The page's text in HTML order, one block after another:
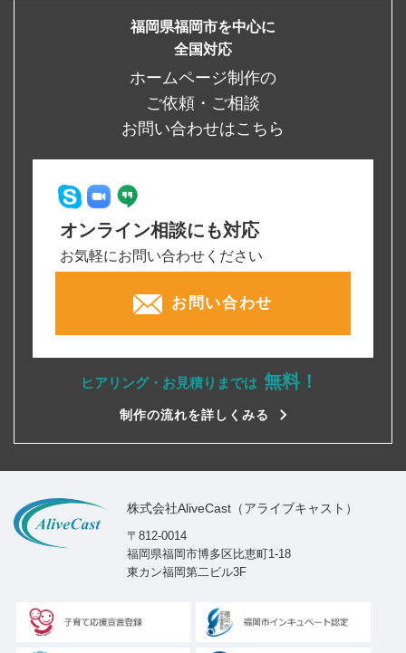
福岡県福岡市を中心に
全国対応
ホームページ制作の
ご依頼・ご相談
お問い合わせはこちら
オンライン相談にも対応
お気軽にお問い合わせください
お問い合わせ
ヒアリング・お見積りまでは 無料！
制作の流れを詳しくみる
株式会社AliveCast（アライブキャスト）
〒812-0014
福岡県福岡市博多区比恵町1-18
東カン福岡第二ビル3F